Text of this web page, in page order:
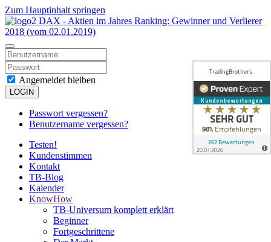
Zum Hauptinhalt springen
Angemeldet bleiben
LOGIN
Passwort vergessen?
Benutzername vergessen?
Testen!
Kundenstimmen
Kontakt
TB-Blog
Kalender
KnowHow
TB-Universum komplett erklärt
Beginner
Fortgeschrittene